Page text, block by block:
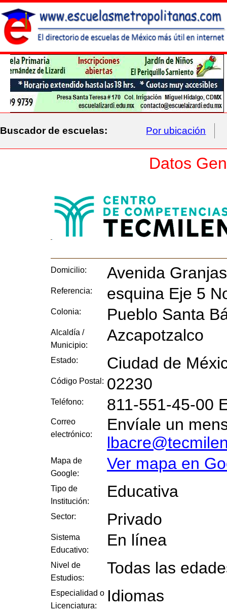
Buscador de escuelas: Por ubicación
Datos
Domicilio: Avenida
Referencia: esquina Eje 5
Colonia: Pueblo Santa
Alcaldía /
Municipio:
Azcapotzalco
Estado: Ciudad de
Código Postal: 02230
Teléfono: 811-551-45-00
Correo
electrónico:
Envíale un
Mapa de
Google:
Ver mapa en
Tipo de
Institución:
Educativa
Sector: Privado
Sistema
Educativo:
En línea
Nivel de
Estudios:
Todas las
Especialidad o
Licenciatura:
Idiomas